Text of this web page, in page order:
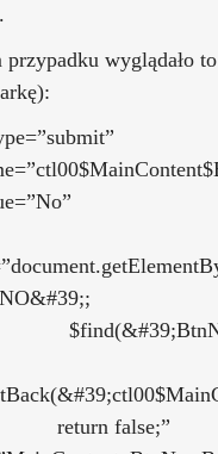
wyglądało
false;”